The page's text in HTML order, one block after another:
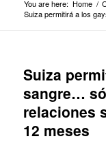
You are here: Home /
Suiza permitirá a los
Suiza
sangre…
relaciones
12 meses